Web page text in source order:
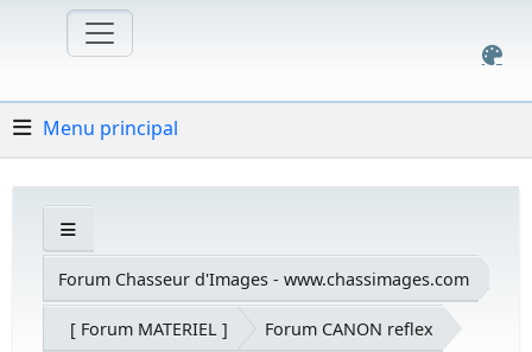
Menu principal
Forum Chasseur d'Images - www.chassimages.com
[ Forum MATERIEL ] Forum CANON reflex